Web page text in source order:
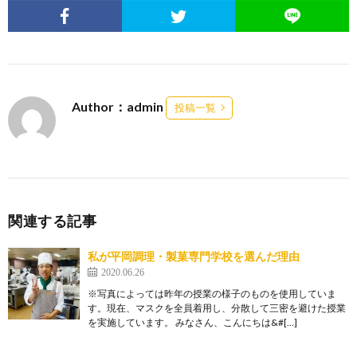
Author：admin 投稿一覧
関連する記事
私が平岡調理・製菓専門学校を選んだ理由
2020.06.26
※写真によっては昨年の授業の様子のものを使用していま
す。現在、マスクを全員着用し、分散して三密を避けた授業
を実施しています。 みなさん、こんにちは&#[…]